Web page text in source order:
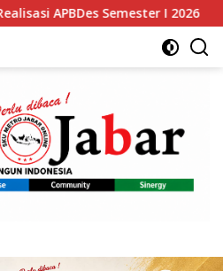
Semester I 2026